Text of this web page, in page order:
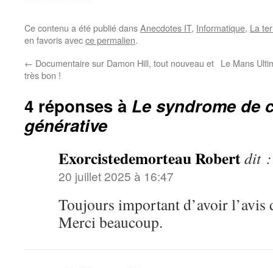
Ce contenu a été publié dansAnecdotes IT, Informatique, La
en favoris avecce permalien.
← Documentaire sur Damon Hill, tout nouveau et
très bon !
Le Mans
4 réponses à Le syndrome de
générative
Exorcistedemorteau Robertdit :
20 juillet 2025 à 16:47
Toujours important d’avoir l’avis
Merci beaucoup.